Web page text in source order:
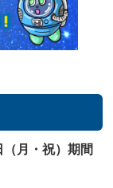
月・祝）期間